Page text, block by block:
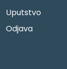
Uputstvo
Odjava